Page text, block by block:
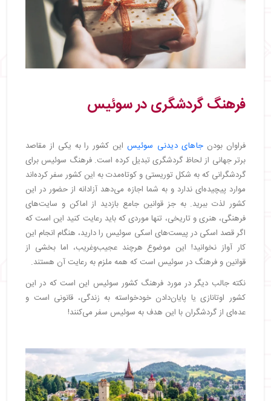
فرهنگ گردشگری در سوئیس
فراوان بودن جاهای دیدنی سوئیس این کشور را به یکی از مقاصد
برتر جهانی از لحاظ گردشگری تبدیل کرده است. فرهنگ سوئیس برای
گردشگرانی که به شکل توریستی و کوتاه‌مدت به این کشور سفر کرده‌اند
موارد پیچیده‌ای ندارد و به شما اجازه می‌دهد آزادانه از حضور در این
کشور لذت ببرید. به جز قوانین جامع بازدید از اماکن و سایت‌های
فرهنگی، هنری و تاریخی، تنها موردی که باید رعایت کنید این است که
اگر قصد اسکی در پیست‌های اسکی سوئیس را دارید، هنگام انجام این
کار آواز نخوانید! این موضوع هرچند عجیب‌وغریب، اما بخشی از
قوانین و فرهنگ در سوئیس است که همه ملزم به رعایت آن هستند.
نکته جالب دیگر در مورد فرهنگ کشور سوئیس این است که در این
کشور اوتانازی یا پایان‌دادن خودخواسته به زندگی، قانونی است و
عده‌ای از گردشگران با این هدف به سوئیس سفر می‌کنند!